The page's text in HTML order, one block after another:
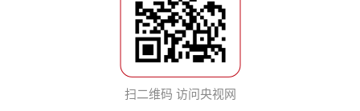
扫二维码 访问央视网